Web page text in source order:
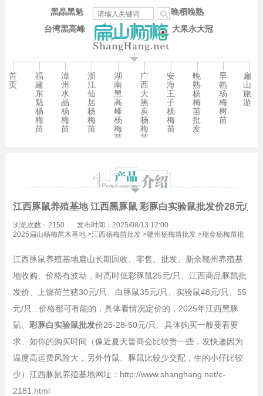
台湾黑高峰
晚稻晚熟
大果永大冠
黑晶黑魁
首
页
福
建
东
魁
杨
梅
苗
漳
州
水
晶
杨
梅
苗
浙
江
仙
居
杨
梅
苗
湖
南
黑
高
峰
杨
梅
苗
广
西
大
黑
炭
杨
梅
苗
安
海
王
子
杨
梅
苗
晚
熟
杨
梅
苗
批
发
早
熟
杨
梅
树
苗
扁
山
旅
游
江西豚鼠养殖基地 江西黑豚鼠 彩豚白实验鼠批发价28元/只
浏览次数：2150
发布时间：2025/08/13 12:00
2025扁山杨梅苗木基地>江西杨梅苗批发>赣州杨梅苗批发>瑞金杨梅苗批
江西豚鼠养殖基地扁山长期回收、零售、批发、新余赣州养殖基
地收购、价格有波动，时高时低彩豚鼠25元/只、江西商品豚鼠批
发价、上饶荷兰猪30元/只、白豚鼠35元/只、实验鼠48元/只、55
元/只...价格都可有能的，具体看情况定价的，2025年江西黑豚
鼠、 彩豚白实验鼠批发价25-28-50元/只、具体购买一般要看要
求、如你的购买时间（像近夏天晋商会比较贵一些，发快递因为
温度高运费风险大，另外竹鼠、豚鼠比较少交配，生的小仔比较
少）江西豚鼠养殖基地网址：http://www.shanghang.net/c-
2181.html